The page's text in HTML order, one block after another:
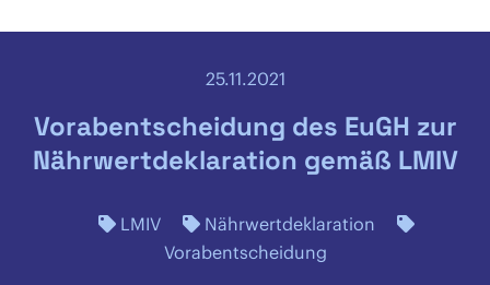
25.11.2021
Vorabentscheidung des EuGH zur
Nährwertdeklaration gemäß LMIV
LMIV
Nährwertdeklaration
Vorabentscheidung